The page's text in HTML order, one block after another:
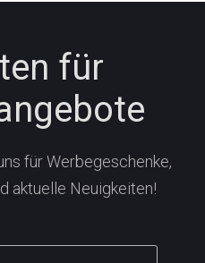
für
für Werbegeschenke,
aktuelle Neuigkeiten!